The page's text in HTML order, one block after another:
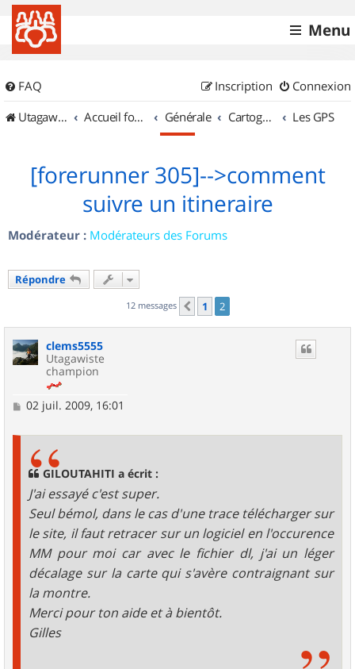
Menu
FAQ Connexion
Inscription
UtagawaVTT (Randos VTT et VTTAE avec traces GPS)
Accueil forum Générale Cartographie et GPS Les GPS
[forerunner 305]-->comment
suivre un itineraire
Modérateur : Modérateurs des Forums
Répondre
12 messages Précédent
1 2
clems5555
Utagawiste
champion
M
02 juil. 2009, 16:01
GILOUTAHITI a écrit :
J'ai essayé c'est super.
Seul bémol, dans le cas d'une trace télécharger sur
le site, il faut retracer sur un logiciel en l'occurence
MM pour moi car avec le fichier dl, j'ai un léger
décalage sur la carte qui s'avère contraignant sur
la montre.
Merci pour ton aide et à bientôt.
Gilles